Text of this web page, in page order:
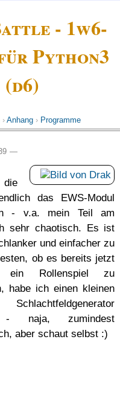
- 1w6-
Python3
(d6)
› Anhang› Programme
—
das EWS-Modul
- v.a. mein Teil am
sehr chaotisch. Es ist
und einfacher zu
ob es bereits jetzt
ein Rollenspiel zu
habe ich einen kleinen
- naja, zumindest
aber schaut selbst :)
interessante
schlank anfühlt.“
von Phönixbanner
Leute sagen…